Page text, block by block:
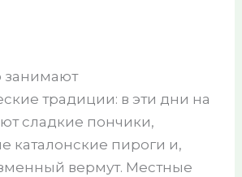
занимают
традиции: в эти дни на
сладкие пончики,
каталонские пироги и,
вермут. Местные